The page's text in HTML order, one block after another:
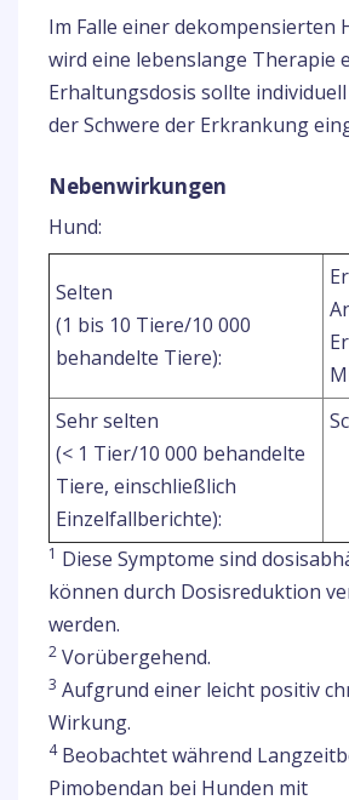
Im Falle einer dekompensierten
wird eine lebenslange Therapie
Erhaltungsdosis sollte
der Schwere der Erkrankung
Nebenwirkungen
Hund:
Selten
(1 bis 10 Tiere/10 000
behandelte Tiere):
Sehr selten
(< 1 Tier/10 000 behandelte
Tiere, einschließlich
Einzelfallberichte):
1 Diese Symptome sind
können durch Dosisreduktion
werden.
2 Vorübergehend.
3 Aufgrund einer leicht positiv
Wirkung.
4Beobachtet während
Pimobendan bei Hunden mit